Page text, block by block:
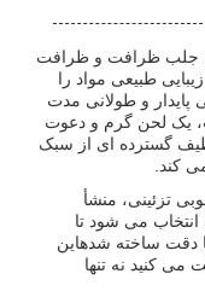
جلب ظرافت و ظرافت
طبیعی مواد را
پایدار و طولانی مدت
یک لحن گرم و دعوت
طیف گسترده ای از سبک
کند.
تزئینی، منشأ
می شود تا
دقت ساخته شدهاین
کنید نه تنها